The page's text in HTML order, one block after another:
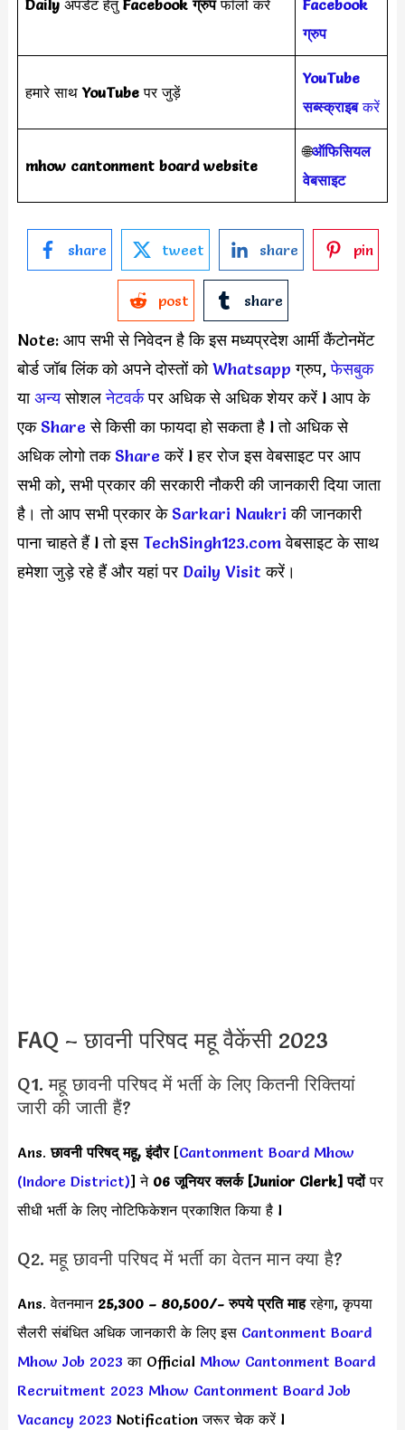
Daily अपडेट हेतुFacebook ग्रुपफॉलो करें
Facebook
ग्रुप
हमारे साथYouTubeपर जुड़ें
YouTube
सब्स्क्राइबकरें
mhow cantonment board website
🌐ऑफिसियल
वेबसाइट
share tweet share pin
post share
Note: आप सभी से निवेदन है कि इस मध्यप्रदेश आर्मी कैंटोनमेंट
बोर्ड जॉब लिंक को अपने दोस्तों कोWhatsapp ग्रुप,फेसबुक
याअन्यसोशलनेटवर्कपर अधिक से अधिक शेयर करें l आप के
एक Shareसे किसी का फायदा हो सकता है l तो अधिक से
अधिक लोगो तकShareकरें l हर रोज इस वेबसाइट पर आप
सभी को, सभी प्रकार की सरकारी नौकरी की जानकारी दिया जाता
है। तो आप सभी प्रकार केSarkari Naukri की जानकारी
पाना चाहते हैं l तो इस TechSingh123.comवेबसाइट के साथ
हमेशा जुड़े रहे हैं और यहां पर Daily Visit करें।
FAQ – छावनी परिषद महू वैकेंसी 2023
Q1. महू छावनी परिषद में भर्ती के लिए कितनी रिक्तियां
जारी की जाती हैं?
Ans.छावनी परिषद् महू, इंदौर[Cantonment Board Mhow
(Indore District)] ने 06 जूनियर क्लर्क [Junior Clerk] पदोंपर
सीधी भर्ती के लिए नोटिफिकेशन प्रकाशित किया है l
Q2. महू छावनी परिषद में भर्ती का वेतन मान क्या है?
Ans. वेतनमान 25,300 – 80,500/- रुपये प्रति माहरहेगा, कृपया
सैलरी संबंधित अधिक जानकारी के लिए इस Cantonment Board
Mhow Job 2023 का Official Mhow Cantonment Board
Recruitment 2023 Mhow Cantonment Board Job
Vacancy 2023 Notification जरूर चेक करें l